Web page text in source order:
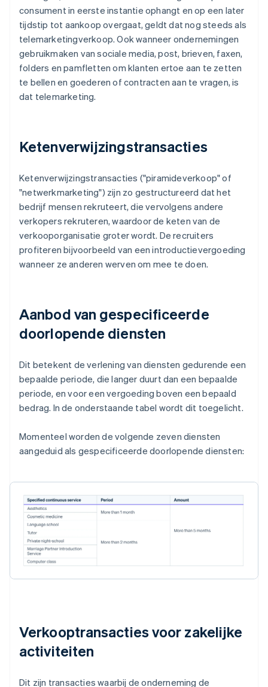
consument in eerste instantie ophangt en op een later
tijdstip tot aankoop overgaat, geldt dat nog steeds als
telemarketingverkoop. Ook wanneer ondernemingen
gebruikmaken van sociale media, post, brieven, faxen,
folders en pamfletten om klanten ertoe aan te zetten
te bellen en goederen of contracten aan te vragen, is
dat telemarketing.
Ketenverwijzingstransacties
Ketenverwijzingstransacties ("piramideverkoop" of
"netwerkmarketing") zijn zo gestructureerd dat het
bedrijf mensen rekruteert, die vervolgens andere
verkopers rekruteren, waardoor de keten van de
verkooporganisatie groter wordt. De recruiters
profiteren bijvoorbeeld van een introductievergoeding
wanneer ze anderen werven om mee te doen.
Aanbod van gespecificeerde
doorlopende diensten
Dit betekent de verlening van diensten gedurende een
bepaalde periode, die langer duurt dan een bepaalde
periode, en voor een vergoeding boven een bepaald
bedrag. In de onderstaande tabel wordt dit toegelicht.
Momenteel worden de volgende zeven diensten
aangeduid als gespecificeerde doorlopende diensten:
Verkooptransacties voor zakelijke
activiteiten
Dit zijn transacties waarbij de onderneming de